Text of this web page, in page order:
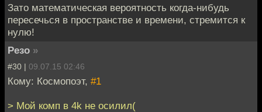
Зато математическая вероятность когда-нибудь
пересечься в пространстве и времени, стремится к
нулю!
Резо »
#30 | 09.07.15 02:46
Кому: Космопоэт, #1
> Мой комп в 4k не осилил(